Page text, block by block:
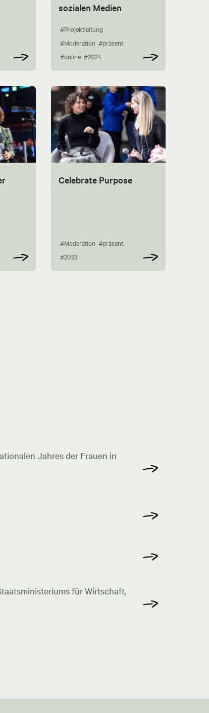
sozialen Medien
#Projektleitung
#Moderation #präsent
#online #2024
Celebrate Purpose
#Moderation #präsent
#2023
Jahres der Frauen in
für Wirtschaft,